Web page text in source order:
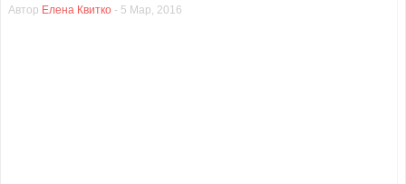
Автор Елена Квитко - 5 Мар, 2016